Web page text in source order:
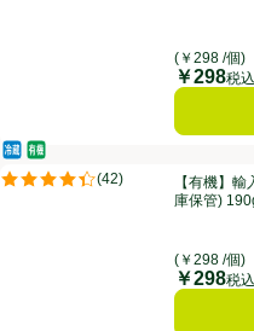
(￥298 /個)
価格
￥298税
【有機】輸入 ファーマインド 食
冷蔵食品
オーガニック/有機
(42)
評価は42件のレビューで5点中
【有機】
庫保管)
(￥298 /個)
価格
￥298税